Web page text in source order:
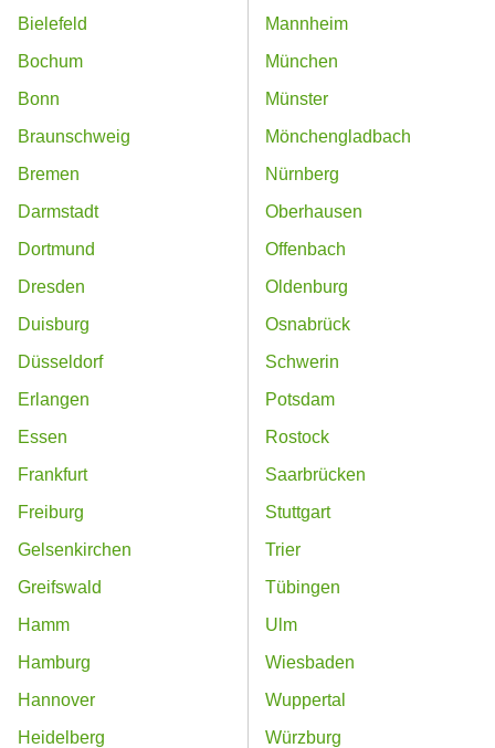
Bielefeld
Bochum
Bonn
Braunschweig
Bremen
Darmstadt
Dortmund
Dresden
Duisburg
Düsseldorf
Erlangen
Essen
Frankfurt
Freiburg
Gelsenkirchen
Greifswald
Hamm
Hamburg
Hannover
Heidelberg
Mannheim
München
Münster
Mönchengladbach
Nürnberg
Oberhausen
Offenbach
Oldenburg
Osnabrück
Schwerin
Potsdam
Rostock
Saarbrücken
Stuttgart
Trier
Tübingen
Ulm
Wiesbaden
Wuppertal
Würzburg